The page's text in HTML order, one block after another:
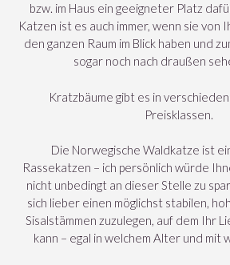
bzw. im Haus ein geeigneter Platz
Katzen ist es auch immer, wenn sie von
den ganzen Raum im Blick haben und
sogar noch nach draußen
Kratzbäume gibt es in
Preisklassen.
Die Norwegische Waldkatze ist
Rassekatzen – ich persönlich würde
nicht unbedingt an dieser Stelle zu
sich lieber einen möglichst stabilen,
Sisalstämmen zuzulegen, auf dem Ihr
kann – egal in welchem Alter und mit